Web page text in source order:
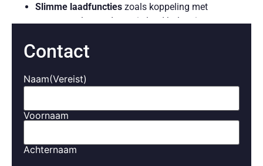
Slimme laadfuncties zoals koppeling met
zonnepanelen en dynamic load balancing
Inzicht in verbruik en kosten via app of scherm
van openbare laadpunten.
Zakelijke laadoplossingen in
Ook voor bedrijven, horeca, zorgpraktijken of VvE’s in
Contact
Naam(Vereist)
Voornaam
Achternaam